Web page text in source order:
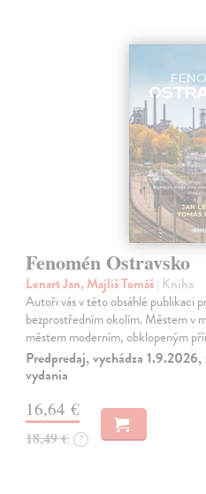
Fenomén Ostravsko
Lenart Jan, Majliš Tomáš| Kniha
Autoři vás v této obsáhlé publikaci
bezprostředním okolím. Městem v
městem moderním, obklopeným
Predpredaj, vychádza 1.9.2026,
vydania
16,64 €
18,49 € ?